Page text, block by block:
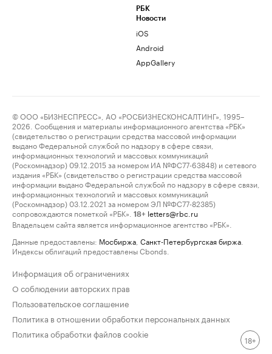
РБК
Новости
iOS
Android
AppGallery
© ООО «БИЗНЕСПРЕСС», АО «РОСБИЗНЕСКОНСАЛТИНГ», 1995–
2026. Сообщения и материалы информационного агентства «РБК»
(свидетельство о регистрации средства массовой информации
выдано Федеральной службой по надзору в сфере связи,
информационных технологий и массовых коммуникаций
(Роскомнадзор) 09.12.2015 за номером ИА №ФС77-63848) и сетевого
издания «РБК» (свидетельство о регистрации средства массовой
информации выдано Федеральной службой по надзору в сфере связи,
информационных технологий и массовых коммуникаций
(Роскомнадзор) 03.12.2021 за номером ЭЛ №ФС77-82385)
сопровождаются пометкой «РБК».
18+ letters@rbc.ru
Владельцем сайта является информационное агентство «РБК».
Данные предоставлены: Мосбиржа Санкт-Петербургская биржа
Индексы облигаций предоставлены Cbonds.
Информация об ограничениях
О соблюдении авторских прав
Пользовательское соглашение
Политика в отношении обработки персональных данных
Политика обработки файлов cookie
18+